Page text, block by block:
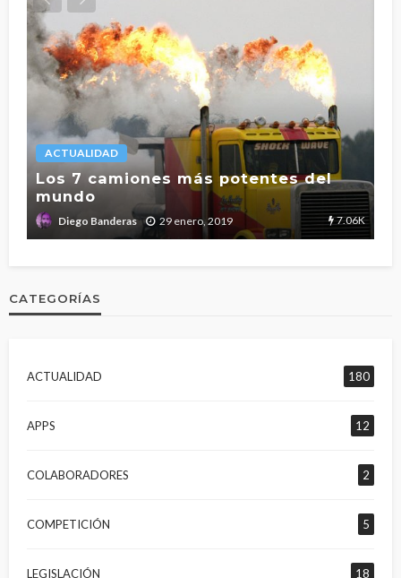
ACTUALIDAD
Los 7 camiones más potentes del
mundo
Diego Banderas 29 enero, 2019 7.06K
CATEGORÍAS
ACTUALIDAD 180
APPS 12
COLABORADORES 2
COMPETICIÓN 5
LEGISLACIÓN 18